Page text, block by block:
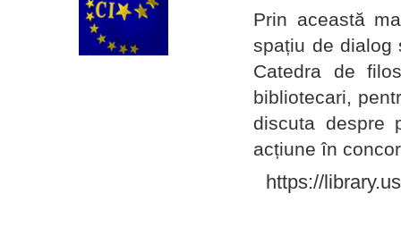
Prin această
spațiu de dialog
Catedra de
bibliotecari,
discuta despre
acțiune în
https://